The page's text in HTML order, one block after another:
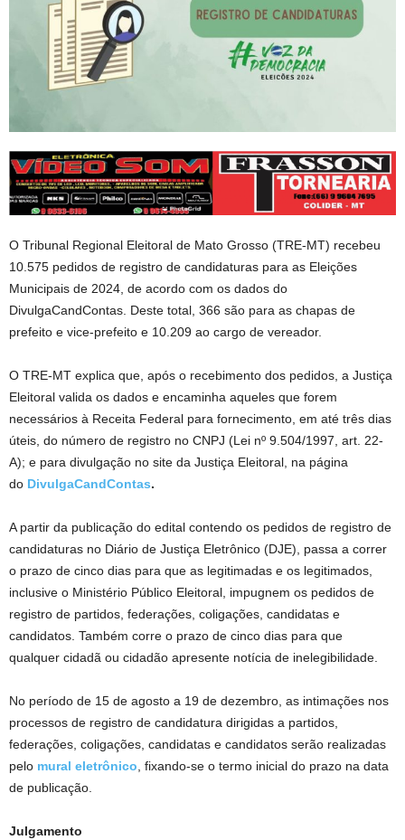
O Tribunal Regional Eleitoral de Mato Grosso (TRE-MT) recebeu
10.575 pedidos de registro de candidaturas para as Eleições
Municipais de 2024, de acordo com os dados do
DivulgaCandContas. Deste total, 366 são para as chapas de
prefeito e vice-prefeito e 10.209 ao cargo de vereador.
O TRE-MT explica que, após o recebimento dos pedidos, a Justiça
Eleitoral valida os dados e encaminha aqueles que forem
necessários à Receita Federal para fornecimento, em até três dias
úteis, do número de registro no CNPJ (Lei nº 9.504/1997, art. 22-
A); e para divulgação no site da Justiça Eleitoral, na página
do DivulgaCandContas.
A partir da publicação do edital contendo os pedidos de registro de
candidaturas no Diário de Justiça Eletrônico (DJE), passa a correr
o prazo de cinco dias para que as legitimadas e os legitimados,
inclusive o Ministério Público Eleitoral, impugnem os pedidos de
registro de partidos, federações, coligações, candidatas e
candidatos. Também corre o prazo de cinco dias para que
qualquer cidadã ou cidadão apresente notícia de inelegibilidade.
No período de 15 de agosto a 19 de dezembro, as intimações nos
processos de registro de candidatura dirigidas a partidos,
federações, coligações, candidatas e candidatos serão realizadas
pelo mural eletrônico , fixando-se o termo inicial do prazo na data
de publicação.
Julgamento